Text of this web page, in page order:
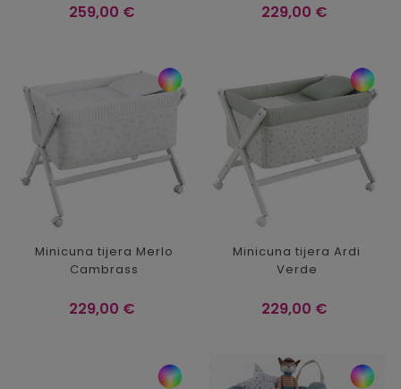
Precio
259,00 € Precio
229,00 €
Minicuna tijera Merlo
Cambrass
Precio
229,00 €
Minicuna tijera Ardi
Verde
Precio
229,00 €